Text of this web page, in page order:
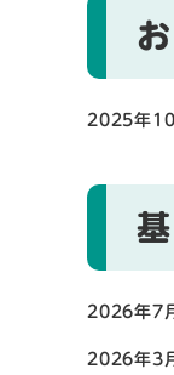
2025年
2026年7
2026年3